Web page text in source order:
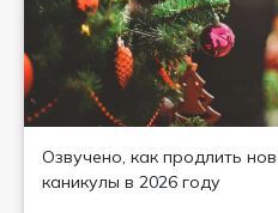
Озвучено, как продлить
каникулы в 2026 году